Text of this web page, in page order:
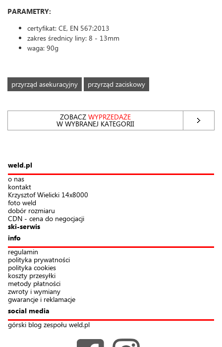
PARAMETRY:
certyfikat: CE, EN 567:2013
zakres średnicy liny: 8 - 13mm
waga: 90g
przyrząd asekuracyjny przyrząd zaciskowy
ZOBACZWYPRZEDAŻE
W WYBRANEJ KATEGORII
weld.pl
o nas
kontakt
Krzysztof Wielicki 14x8000
foto weld
dobór rozmiaru
CDN - cena do negocjacji
ski-serwis
info
regulamin
polityka prywatności
polityka cookies
koszty przesyłki
metody płatności
zwroty i wymiany
gwarancje i reklamacje
social media
górski blog zespołu weld.pl